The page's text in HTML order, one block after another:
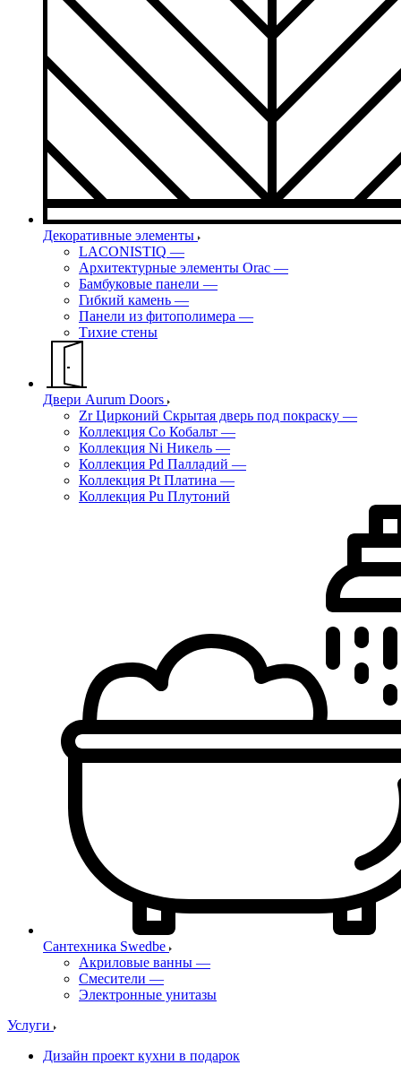
Декоративные элементы
LACONISTIQ —
Архитектурные элементы Orac —
Бамбуковые панели —
Гибкий камень —
Панели из фитополимера —
Тихие стены
Двери Aurum Doors
Zr Цирконий Скрытая дверь под покраску —
Коллекция Co Кобальт —
Коллекция Ni Никель —
Коллекция Pd Палладий —
Коллекция Pt Платина —
Коллекция Pu Плутоний
Сантехника Swedbe
Акриловые ванны —
Смесители —
Электронные унитазы
Услуги
Дизайн проект кухни в подарок